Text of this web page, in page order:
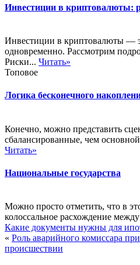
Инвестиции в криптовалюты:
Инвестиции в криптовалюты —
одновременно. Рассмотрим
Риски... Читать»
Топовое
Логика бесконечного
Конечно, можно представить
сбалансированные, чем
Читать»
Национальные государства
Можно просто отметить, что в
колоссальное расхождение
Какие документы нужны для
« Роль аварийного комиссара
происшествии